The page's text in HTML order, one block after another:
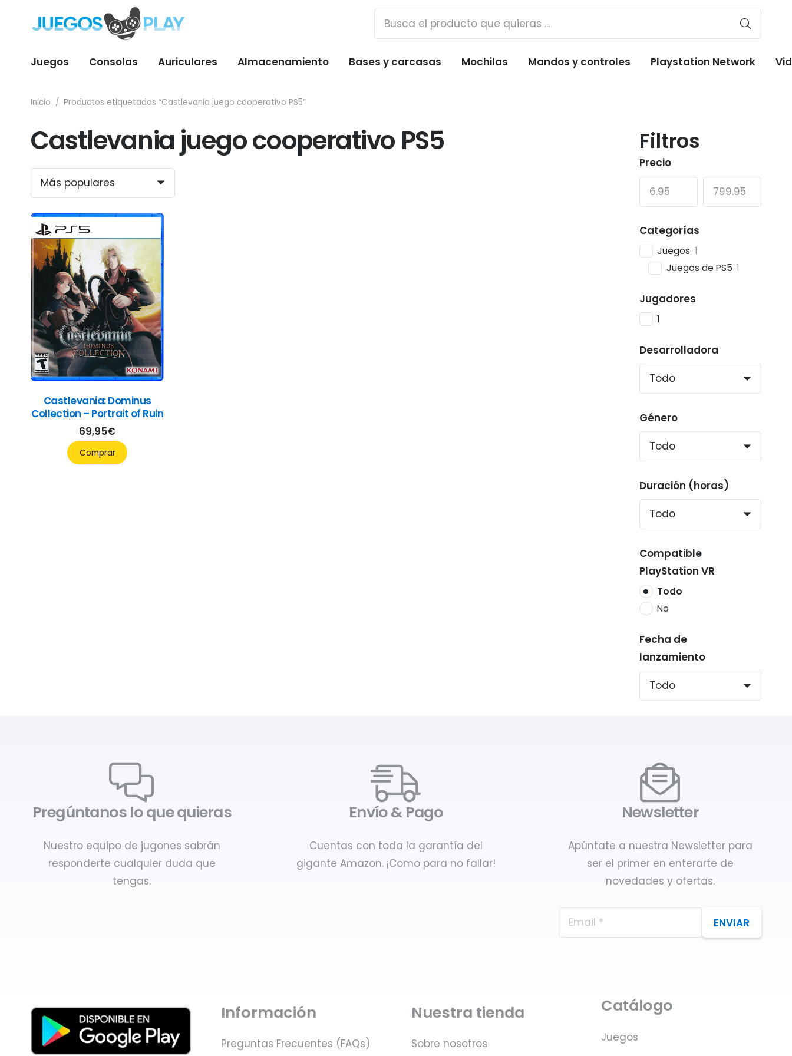
Juegos Consolas Auriculares Almacenamiento Bases y carcasas Mochilas Mandos y controles Playstation Network
Inicio / Productos etiquetados “Castlevania juego cooperativo PS5”
Castlevania juego cooperativo PS5
Castlevania: Dominus
Collection – Portrait of Ruin
69,95€
Comprar
Filtros
Precio
Categorías
Juegos 1
Juegos de PS5 1
Jugadores
1
Desarrolladora
Género
Duración (horas)
Compatible
PlayStation VR
Todo
No
Fecha de
lanzamiento
Pregúntanos lo que quieras
Nuestro equipo de jugones sabrán
responderte cualquier duda que
tengas.
Envío & Pago
Cuentas con toda la garantía del
gigante Amazon. ¡Como para no fallar!
Newsletter
Apúntate a nuestra Newsletter para
ser el primer en enterarte de
novedades y ofertas.
ENVIAR
Información
Preguntas Frecuentes (FAQs)
Nuestra tienda
Sobre nosotros
Catálogo
Juegos